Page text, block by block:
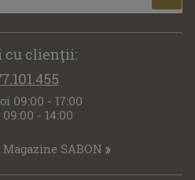
cu clienţii:
09:00 - 17:00
- 14:00
Magazine SABON